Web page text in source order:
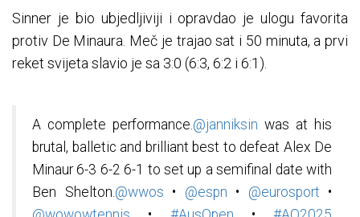
Sinner je bio ubjedljiviji i opravdao je ulogu favorita
protiv De Minaura. Meč je trajao sat i 50 minuta, a prvi
reket svijeta slavio je sa 3:0 (6:3, 6:2 i 6:1).
A complete performance.@janniksin was at his
brutal, balletic and brilliant best to defeat Alex De
Minaur 6-3 6-2 6-1 to set up a semifinal date with
Ben Shelton.@wwos • @espn • @eurosport •